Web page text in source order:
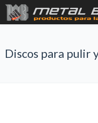
Discos para pulir